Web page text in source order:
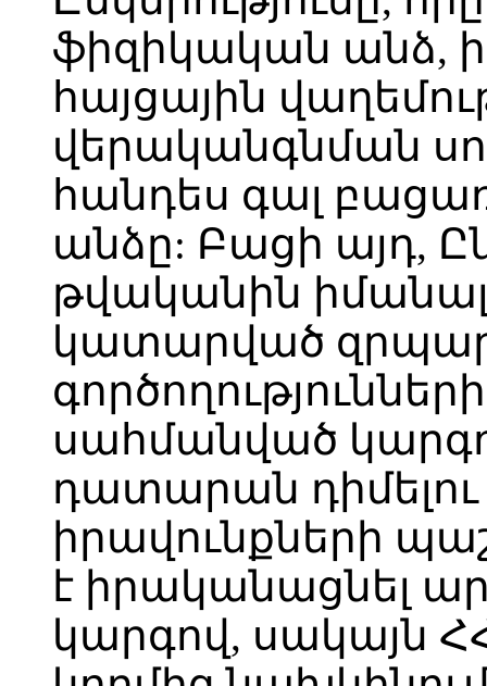
ֆիզիկական անձ,
հայցային
վերականգնման
հանդես գալ
անձը: Բացի այդ,
թվականին
կատարված
սահմանված
դատարան
իրավունքների
է իրականացնել
կարգով, սակայն